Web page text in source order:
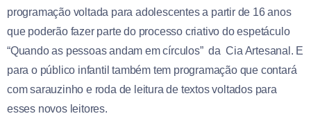
programação voltada para adolescentes a partir de 16 anos
que poderão fazer parte do processo criativo do espetáculo
“Quando as pessoas andam em círculos” da Cia Artesanal. E
para o público infantil também tem programação que contará
com sarauzinho e roda de leitura de textos voltados para
esses novos leitores.